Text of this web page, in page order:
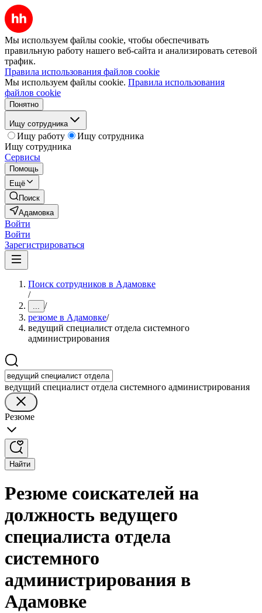
Мы используем файлы cookie, чтобы обеспечивать
правильную работу нашего веб-сайта и анализировать сетевой
трафик.
Правила использования файлов cookie
Мы используем файлы cookie. Правила использования
файлов cookie
Понятно
Ищу сотрудника
Ищу работу
Ищу сотрудника
Ищу сотрудника
Сервисы
Помощь
Ещё
Поиск
Адамовка
Войти
Войти
Зарегистрироваться
Поиск сотрудников в Адамовке
/
... /
резюме в Адамовке/
ведущий специалист отдела системного
администрирования
ведущий специалист отдела системного администрирования
Резюме
Найти
Резюме соискателей на
должность ведущего
специалиста отдела
системного
администрирования в
Адамовке